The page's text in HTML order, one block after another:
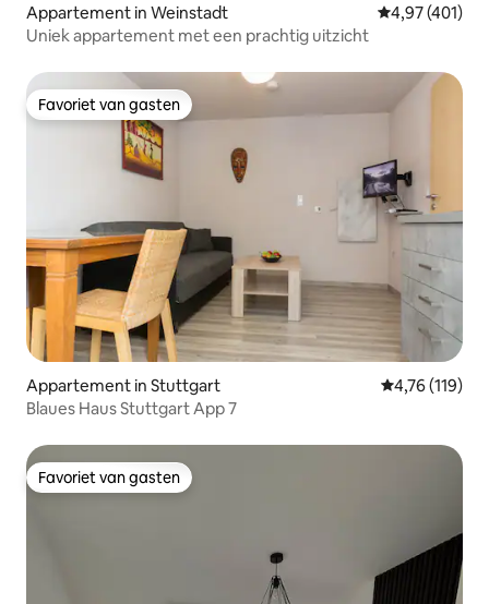
Appartement in Weinstadt Gemiddelde
4,97 (401)
Uniek appartement met een prachtig uitzicht
Favoriet van gasten
Favoriet van gasten
Appartement in Stuttgart Gemiddelde
4,76 (119)
Blaues Haus Stuttgart App 7
Favoriet van gasten
Favoriet van gasten